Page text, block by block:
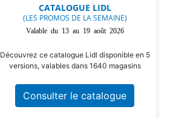
CATALOGUE LIDL
(LES PROMOS DE LA SEMAINE)
Valable du 13 au 19 août 2026
Découvrez ce catalogue Lidl disponible en 5
versions, valables dans 1640 magasins
Consulter le catalogue